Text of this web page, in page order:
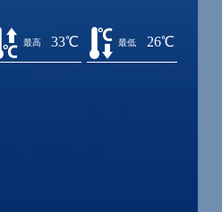
最高 33℃ 最低 26℃